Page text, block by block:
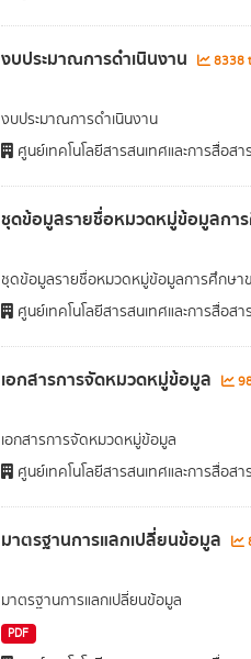
งบประมาณการดำเนินงาน 8338
งบประมาณการดำเนินงาน
ศูนย์เทคโนโลยีสารสนเทศและการสื่อส
ชุดข้อมูลรายชื่อหมวดหมู่ข้อมูลการ
ชุดข้อมูลรายชื่อหมวดหมู่ข้อมูลการศึกษาข
ศูนย์เทคโนโลยีสารสนเทศและการสื่อส
เอกสารการจัดหมวดหมู่ข้อมูล
เอกสารการจัดหมวดหมู่ข้อมูล
ศูนย์เทคโนโลยีสารสนเทศและการสื่อส
มาตรฐานการแลกเปลี่ยนข้อมูล
มาตรฐานการแลกเปลี่ยนข้อมูล
PDF